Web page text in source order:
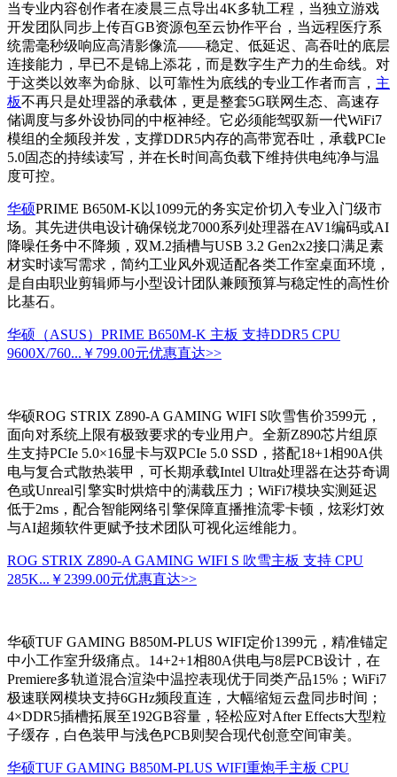
当专业内容创作者在凌晨三点导出4K多轨工程，当独立游戏
开发团队同步上传百GB资源包至云协作平台，当远程医疗系
统需毫秒级响应高清影像流——稳定、低延迟、高吞吐的底层
连接能力，早已不是锦上添花，而是数字生产力的生命线。对
于这类以效率为命脉、以可靠性为底线的专业工作者而言， 主
板不再只是处理器的承载体，更是整套5G联网生态、高速存
储调度与多外设协同的中枢神经。它必须能驾驭新一代WiFi7
模组的全频段并发，支撑DDR5内存的高带宽吞吐，承载PCIe
5.0固态的持续读写，并在长时间高负载下维持供电纯净与温
度可控。
华硕PRIME B650M-K以1099元的务实定价切入专业入门级市
场。其先进供电设计确保锐龙7000系列处理器在AV1编码或AI
降噪任务中不降频，双M.2插槽与USB 3.2 Gen2x2接口满足素
材实时读写需求，简约工业风外观适配各类工作室桌面环境，
是自由职业剪辑师与小型设计团队兼顾预算与稳定性的高性价
比基石。
华硕（ASUS）PRIME B650M-K 主板 支持DDR5 CPU
9600X/760... ￥799.00元优惠直达>>
华硕ROG STRIX Z890-A GAMING WIFI S吹雪售价3599元，
面向对系统上限有极致要求的专业用户。全新Z890芯片组原
生支持PCIe 5.0×16显卡与双PCIe 5.0 SSD，搭配18+1相90A供
电与复合式散热装甲，可长期承载Intel Ultra处理器在达芬奇调
色或Unreal引擎实时烘焙中的满载压力；WiFi7模块实测延迟
低于2ms，配合智能网络引擎保障直播推流零卡顿，炫彩灯效
与AI超频软件更赋予技术团队可视化运维能力。
ROG STRIX Z890-A GAMING WIFI S 吹雪主板 支持 CPU
285K... ￥2399.00元优惠直达>>
华硕TUF GAMING B850M-PLUS WIFI定价1399元，精准锚定
中小工作室升级痛点。14+2+1相80A供电与8层PCB设计，在
Premiere多轨道混合渲染中温控表现优于同类产品15%；WiFi7
极速联网模块支持6GHz频段直连，大幅缩短云盘同步时间；
4×DDR5插槽拓展至192GB容量，轻松应对After Effects大型粒
子缓存，白色装甲与浅色PCB则契合现代创意空间审美。
华硕TUF GAMING B850M-PLUS WIFI重炮手主板 CPU